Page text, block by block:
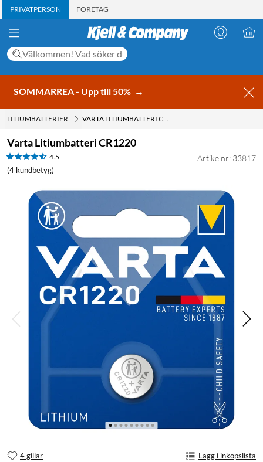
PRIVATPERSON FÖRETAG
SOMMARREA - Upp till 50% →
LITIUMBATTERIER VARTA LITIUMBATTERI CR1220
Varta Litiumbatteri CR1220
4.5
(4 kundbetyg)
Artikelnr: 33817
4 gillar Lägg i inköpslista